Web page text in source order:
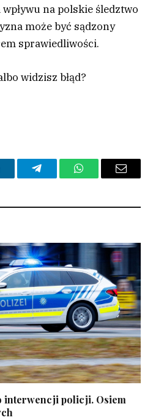
na polskie śledztwo
może być sądzony
sprawiedliwości.
widzisz błąd?
TelegramWhatsAppEmail
interwencji policji. Osiem